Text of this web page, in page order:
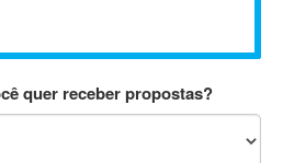
quer receber propostas?